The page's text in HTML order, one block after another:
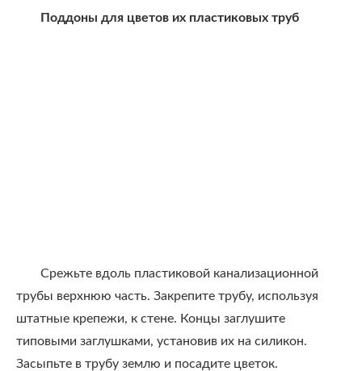
Поддоны для цветов их пластиковых труб
Срежьте вдоль пластиковой канализационной
трубы верхнюю часть. Закрепите трубу, используя
штатные крепежи, к стене. Концы заглушите
типовыми заглушками, установив их на силикон.
Засыпьте в трубу землю и посадите цветок.